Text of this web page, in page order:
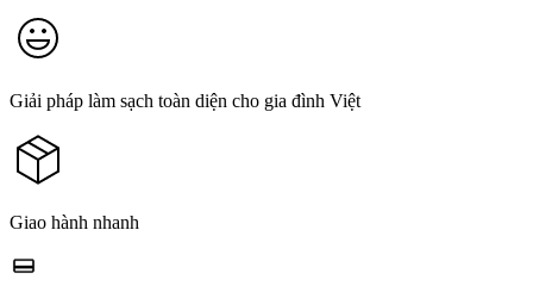
Giải pháp làm sạch toàn diện cho gia đình Việt
Giao hành nhanh